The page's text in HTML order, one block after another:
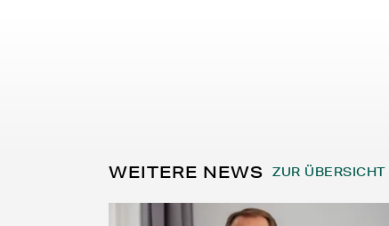
WEITERE NEWS ZUR ÜBERSICHT